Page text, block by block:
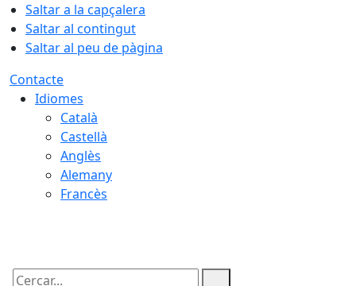
Saltar a la capçalera
Saltar al contingut
Saltar al peu de pàgina
Contacte
Idiomes
Català
Castellà
Anglès
Alemany
Francès